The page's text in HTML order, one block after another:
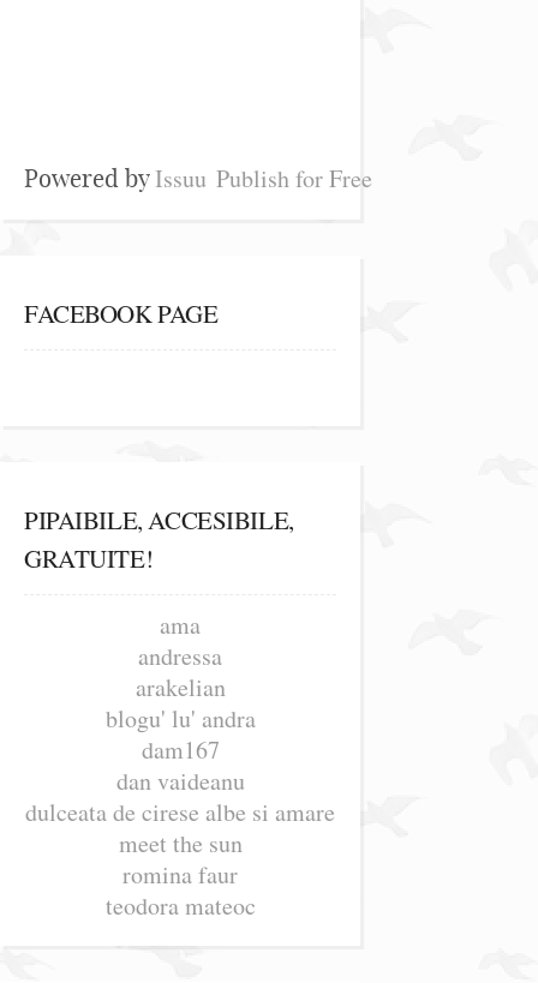
Powered byIssuu Publish for Free
FACEBOOK PAGE
PIPAIBILE, ACCESIBILE,
GRATUITE!
ama
andressa
arakelian
blogu' lu' andra
dam167
dan vaideanu
dulceata de cirese albe si amare
meet the sun
romina faur
teodora mateoc